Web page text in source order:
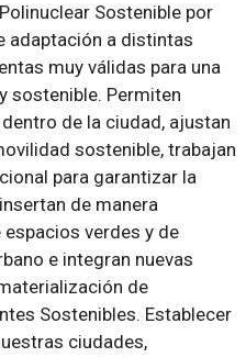
Sostenible por
adaptación a distintas
muy válidas para una
sostenible. Permiten
de la ciudad, ajustan
sostenible, trabajan
para garantizar la
de manera
verdes y de
e integran nuevas
de
Sostenibles. Establecer
ciudades,